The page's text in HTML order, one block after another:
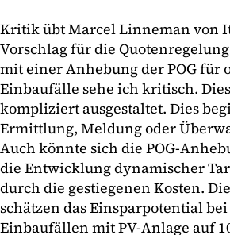
Kritik übt Marcel Linneman von
Vorschlag für die
mit einer Anhebung der POG für
Einbaufälle sehe ich kritisch.
kompliziert ausgestaltet. Dies
Ermittlung, Meldung oder
Auch könnte sich die POG-
die Entwicklung dynamischer
durch die gestiegenen Kosten.
schätzen das Einsparpotential
Einbaufällen mit PV-Anlage auf